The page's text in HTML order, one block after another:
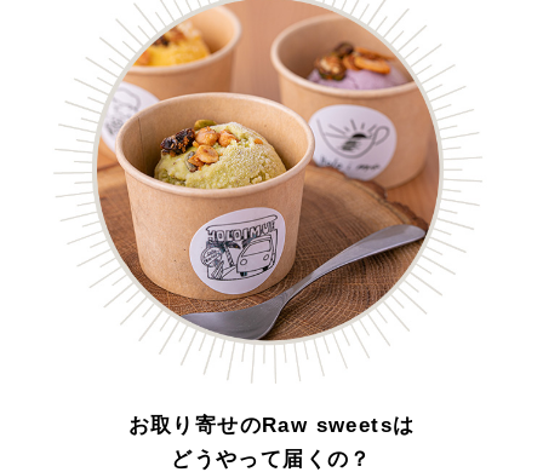
お取り寄せのRaw sweetsは
どうやって届くの？